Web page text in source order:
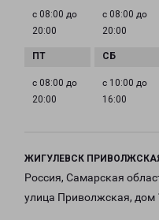
с 08:00 до
20:00
с 08:00 до
20:00
с 08:00 до
20:00
с 10:00 до
16:00
ЖИГУЛЕВСК
Россия, Самарская
улица Приволжская, дом